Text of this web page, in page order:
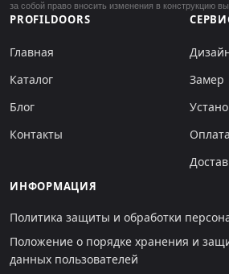
за собой право вносить изменения в конструкцию
PROFILDOORS
Главная
Каталог
Блог
Контакты
Замер
Оплата
ИНФОРМАЦИЯ
Политика защиты и обработки
Положение о порядке хранения и
данных пользователей